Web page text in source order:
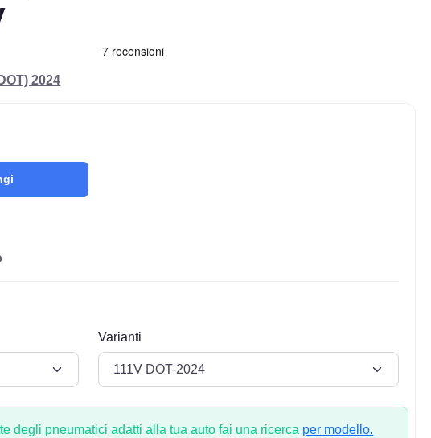
2024
Varianti
degli pneumatici adatti alla tua auto fai una ricerca per modello.